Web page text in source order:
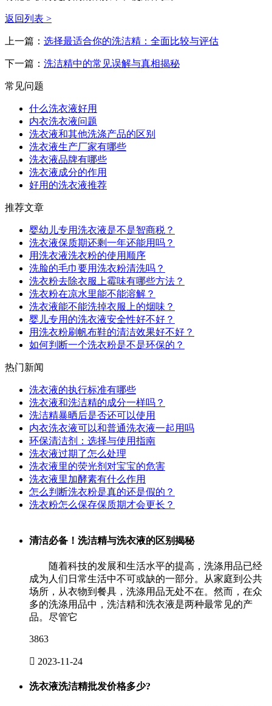
返回列表 >
上一篇： 选择最适合你的洗洁精：全面比较与评估
下一篇： 洗洁精中的常见误解与真相揭秘
常见问题
什么洗衣液好用
内衣洗衣液问题
洗衣液和其他洗涤产品的区别
洗衣液生产厂家有哪些
洗衣液品牌有哪些
洗衣液成分的作用
好用的洗衣液推荐
推荐文章
婴幼儿专用洗衣液是不是智商税？
洗衣液保质期还剩一年还能用吗？
用洗衣液洗衣粉的使用顺序
洗脸的毛巾要用洗衣粉清洗吗？
洗衣粉去除衣服上霉味有哪些方法？
洗衣粉在凉水里能不能溶解？
洗衣液能不能洗掉衣服上的烟味？
婴儿专用的洗衣液安全性好不好？
用洗衣粉刷帆布鞋的清洁效果好不好？
如何判断一个洗衣粉是不是环保的？
热门新闻
洗衣液的执行标准有哪些
洗衣液和洗洁精的成分一样吗？
洗洁精暴晒后是否还可以使用
内衣洗衣液可以和普通洗衣液一起用吗
环保清洁剂：选择与使用指南
洗衣液过期了怎么处理
洗衣液里的荧光剂对宝宝的危害
洗衣液里加酵素有什么作用
怎么判断洗衣粉是真的还是假的？
洗衣粉怎么保存保质期才会更长？
清洁必备！洗洁精与洗衣液的区别揭秘
随着科技的发展和生活水平的提高，洗涤用品已经
成为人们日常生活中不可或缺的一部分。从家庭到公共
场所，从衣物到餐具，洗涤用品无处不在。然而，在众
多的洗涤用品中，洗洁精和洗衣液是两种最常见的产
品。尽管它
3863
 2023-11-24
洗衣液洗洁精批发价格多少?